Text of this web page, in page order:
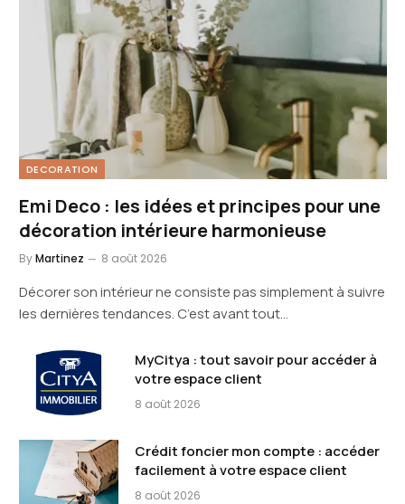
DECORATION
Emi Deco : les idées et principes pour une
décoration intérieure harmonieuse
ByMartinez 8 août 2026
Décorer son intérieur ne consiste pas simplement à suivre
les dernières tendances. C’est avant tout…
MyCitya : tout savoir pour accéder à
votre espace client
8 août 2026
Crédit foncier mon compte : accéder
facilement à votre espace client
8 août 2026